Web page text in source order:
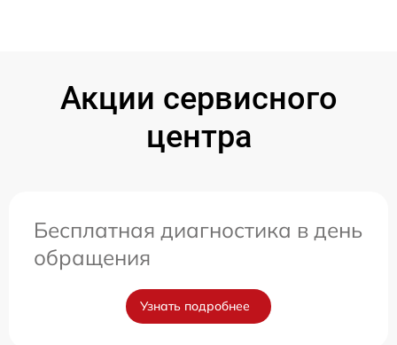
Акции сервисного
центра
Бесплатная диагностика в день
обращения
Узнать подробнее